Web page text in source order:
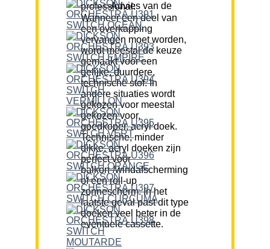
Advies van de professional:
Wanneer een deel van
een overkapping
vervangen moet worden,
wordt meestal de keuze
gemaakt voor een
gelijke, duurdere,
technische stof. In
andere situaties wordt
gekozen voor meestal
gekozen voor,
goedkoper, acryl doek.
Technische, minder
dikke, acryl doeken zijn
perfect voor
balkon-/windafscherming
of een roll-up
zonnescherm. In het
laatste geval past dit type
doeken veel beter in de
eventuele cassette.